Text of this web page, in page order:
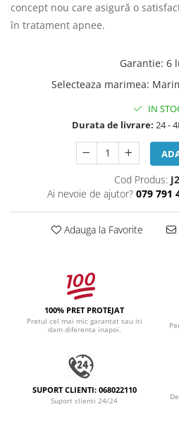
concept nou care asigură o
în tratament apnee.
Garantie: 6
Selecteaza marimea:
IN
Durata de livrare: 24 -
Cod Produs:
Ai nevoie de ajutor? 079 791
Adauga la Favorite
100% PRET PROTEJAT
Pretul cel mai mic garantat sau iti
dam diferenta inapoi.
SUPORT CLIENTI: 068022110
Suport clienti 24/24